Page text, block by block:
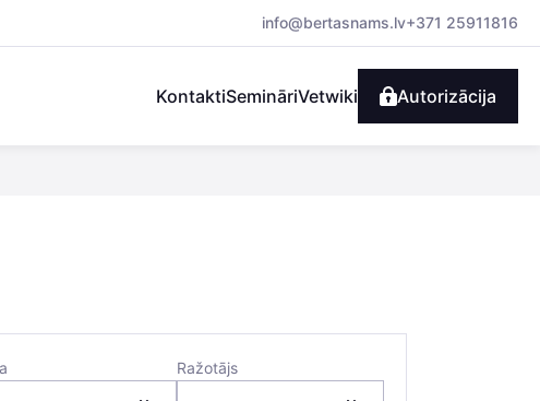
info@bertasnams.lv+371 25911816
KontaktiSemināriVetwiki Autorizācija
Ražotājs